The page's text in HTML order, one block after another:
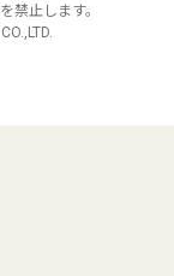
禁止します。